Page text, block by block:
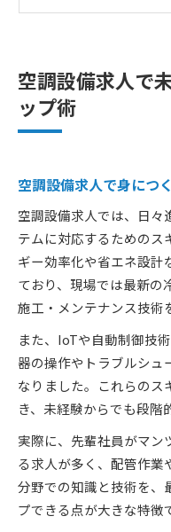
転職市場で有
空調設備求人
未経験者にお
キャリア形成
空調設備求人
高収入を狙う
スキルが収入
空調設備求人
年収を上げる
独立を視野に入れ
空調設備求人
独立に役立つ
一人親方を目
空調設備求人
独立に必要な
安定した働き方と
空調設備求人で
ップ術
空調設備求人で身につ
空調設備求人では、日々
テムに対応するためのス
ギー効率化や省エネ設計
ており、現場では最新の
施工・メンテナンス技術
また、IoTや自動制御技
器の操作やトラブルシュ
なりました。これらのス
き、未経験からでも段階
実際に、先輩社員がマン
る求人が多く、配管作業
分野での知識と技術を、
プできる点が大きな特徴